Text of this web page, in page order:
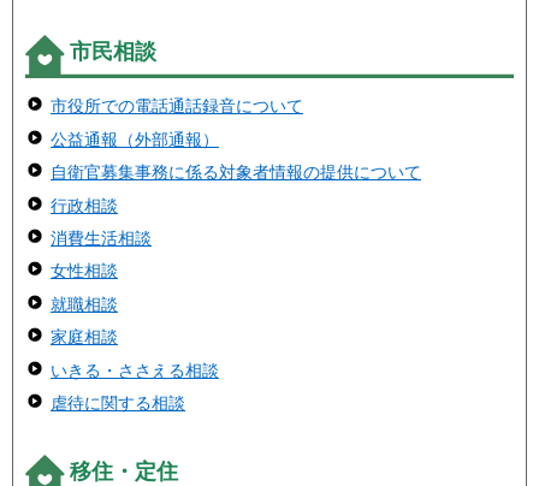
市民相談
市役所での電話通話録音について
公益通報（外部通報）
自衛官募集事務に係る対象者情報の提供について
行政相談
消費生活相談
女性相談
就職相談
家庭相談
いきる・ささえる相談
虐待に関する相談
移住・定住